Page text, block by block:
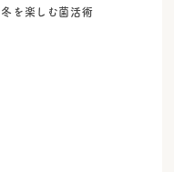
を楽しむ菌活術